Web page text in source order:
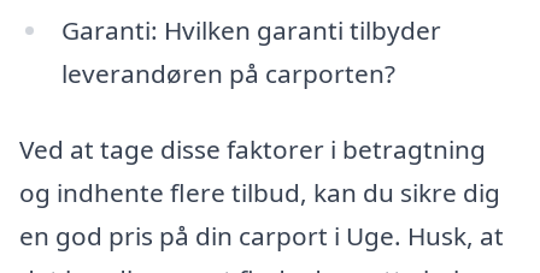
Garanti: Hvilken garanti tilbyder
leverandøren på carporten?
Ved at tage disse faktorer i betragtning
og indhente flere tilbud, kan du sikre dig
en god pris på din carport i Uge. Husk, at